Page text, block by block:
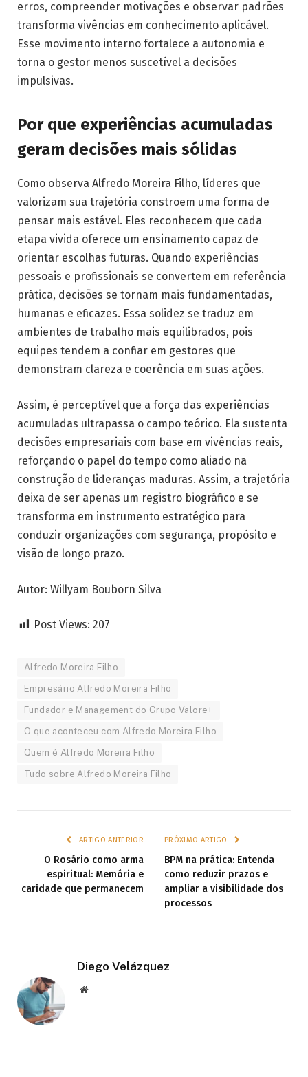
erros, compreender motivações e observar padrões
transforma vivências em conhecimento aplicável.
Esse movimento interno fortalece a autonomia e
torna o gestor menos suscetível a decisões
impulsivas.
Por que experiências acumuladas
geram decisões mais sólidas
Como observa Alfredo Moreira Filho, líderes que
valorizam sua trajetória constroem uma forma de
pensar mais estável. Eles reconhecem que cada
etapa vivida oferece um ensinamento capaz de
orientar escolhas futuras. Quando experiências
pessoais e profissionais se convertem em referência
prática, decisões se tornam mais fundamentadas,
humanas e eficazes. Essa solidez se traduz em
ambientes de trabalho mais equilibrados, pois
equipes tendem a confiar em gestores que
demonstram clareza e coerência em suas ações.
Assim, é perceptível que a força das experiências
acumuladas ultrapassa o campo teórico. Ela sustenta
decisões empresariais com base em vivências reais,
reforçando o papel do tempo como aliado na
construção de lideranças maduras. Assim, a trajetória
deixa de ser apenas um registro biográfico e se
transforma em instrumento estratégico para
conduzir organizações com segurança, propósito e
visão de longo prazo.
Autor: Willyam Bouborn Silva
Post Views: 207
Alfredo Moreira Filho
Empresário Alfredo Moreira Filho
Fundador e Management do Grupo Valore+
O que aconteceu com Alfredo Moreira Filho
Quem é Alfredo Moreira Filho
Tudo sobre Alfredo Moreira Filho
ARTIGO ANTERIOR
O Rosário como arma
espiritual: Memória e
caridade que permanecem
PRÓXIMO ARTIGO
BPM na prática: Entenda
como reduzir prazos e
ampliar a visibilidade dos
processos
Diego Velázquez
Website